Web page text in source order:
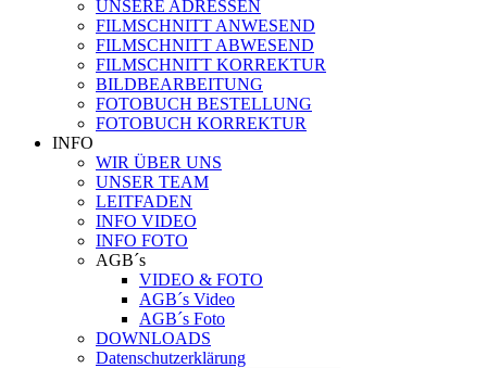
UNSERE ADRESSEN
FILMSCHNITT ANWESEND
FILMSCHNITT ABWESEND
FILMSCHNITT KORREKTUR
BILDBEARBEITUNG
FOTOBUCH BESTELLUNG
FOTOBUCH KORREKTUR
INFO
WIR ÜBER UNS
UNSER TEAM
LEITFADEN
INFO VIDEO
INFO FOTO
AGB´s
VIDEO & FOTO
AGB´s Video
AGB´s Foto
DOWNLOADS
Datenschutzerklärung